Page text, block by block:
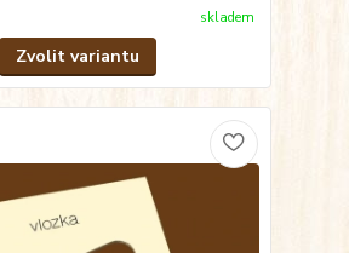
skladem
Zvolit variantu